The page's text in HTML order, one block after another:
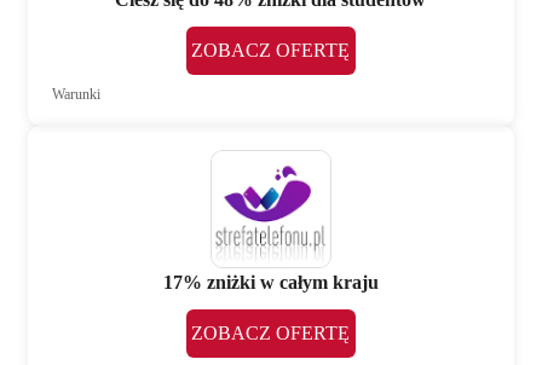
ZOBACZ OFERTĘ
Warunki
17% zniżki w całym kraju
ZOBACZ OFERTĘ